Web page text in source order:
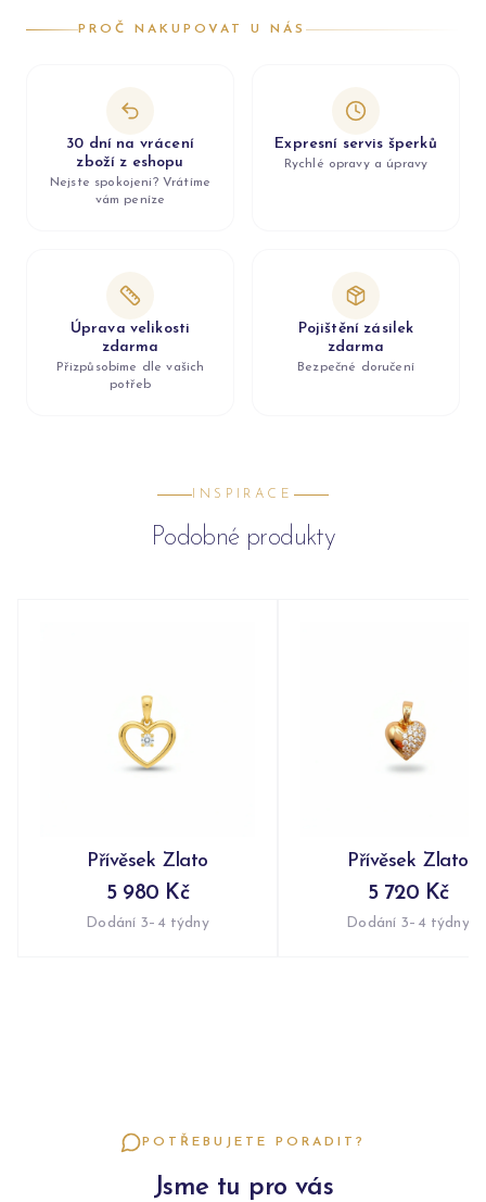
PROČ NAKUPOVAT U NÁS
30 dní na vrácení
zboží z eshopu
Nejste spokojeni? Vrátíme
vám peníze
Expresní servis šperků
Rychlé opravy a úpravy
Úprava velikosti
zdarma
Přizpůsobíme dle vašich
potřeb
Pojištění zásilek
zdarma
Bezpečné doručení
INSPIRACE
Podobné produkty
Přívěsek Zlato
5 980 Kč
Dodání 3–4 týdny
Přívěsek Zlato
5 720 Kč
Dodání 3–4 týdny
POTŘEBUJETE PORADIT?
Jsme tu pro vás